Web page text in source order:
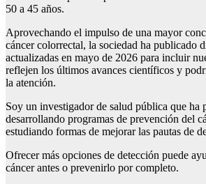
50 a 45 años.
Aprovechando el impulso de una mayor
cáncer colorrectal, la sociedad ha publicado
actualizadas en mayo de 2026 para incluir
reflejen los últimos avances científicos y
la atención.
Soy un investigador de salud pública que ha
desarrollando programas de prevención del
estudiando formas de mejorar las pautas de
Ofrecer más opciones de detección puede
cáncer antes o prevenirlo por completo.